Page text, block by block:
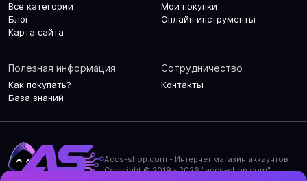
Все категории
Блог
Карта сайта
Мои покупки
Онлайн инструменты
Полезная информация
Как покупать?
База знаний
Сотрудничество
Контакты
Accs-shop.com - Интернет магазин аккаунтов
Copyright © 2019 - 2026 "accs-shop.com"